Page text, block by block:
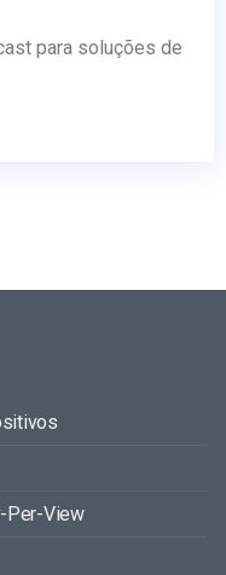
para soluções de
Per-View